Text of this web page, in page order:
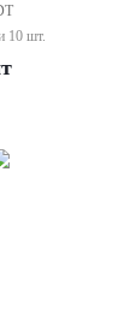
10 шт.